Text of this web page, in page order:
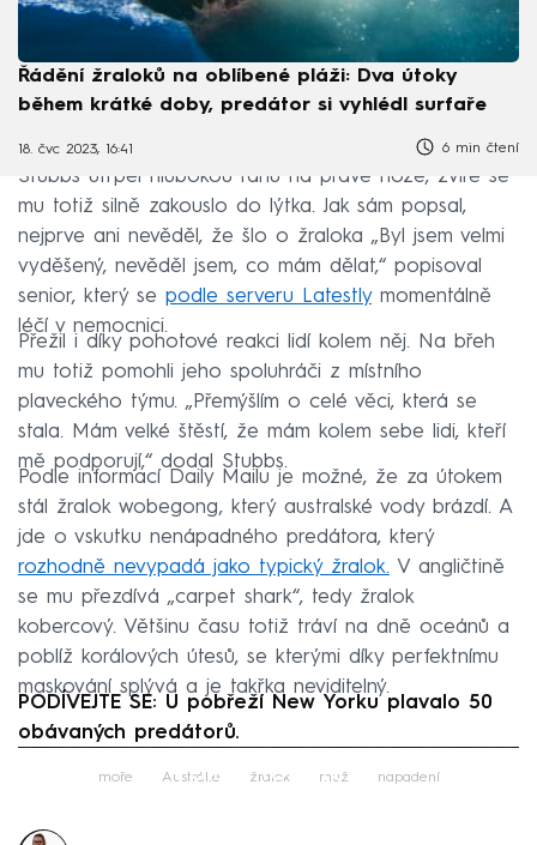
Řádění žraloků na oblíbené pláži: Dva útoky
během krátké doby, predátor si vyhlédl surfaře
18. čvc 2023, 16:41 6 min čtení
Stubbs utrpěl hlubokou ránu na pravé noze, zvíře se
mu totiž silně zakouslo do lýtka. Jak sám popsal,
nejprve ani nevěděl, že šlo o žraloka „Byl jsem velmi
vyděšený, nevěděl jsem, co mám dělat,“ popisoval
senior, který se podle serveru Latestlymomentálně
léčí v nemocnici.
Přežil i díky pohotové reakci lidí kolem něj. Na břeh
mu totiž pomohli jeho spoluhráči z místního
plaveckého týmu. „Přemýšlím o celé věci, která se
stala. Mám velké štěstí, že mám kolem sebe lidi, kteří
mě podporují,“ dodal Stubbs.
Podle informací Daily Mailu je možné, že za útokem
stál žralok wobegong, který australské vody brázdí. A
jde o vskutku nenápadného predátora, který
rozhodně nevypadá jako typický žralok. V angličtině
se mu přezdívá „carpet shark“, tedy žralok
kobercový. Většinu času totiž tráví na dně oceánů a
poblíž korálových útesů, se kterými díky perfektnímu
maskování splývá a je takřka neviditelný.
PODÍVEJTE SE: U pobřeží New Yorku plavalo 50
obávaných predátorů.
Failed to fetch
moře Austrálie žralok muž napadení